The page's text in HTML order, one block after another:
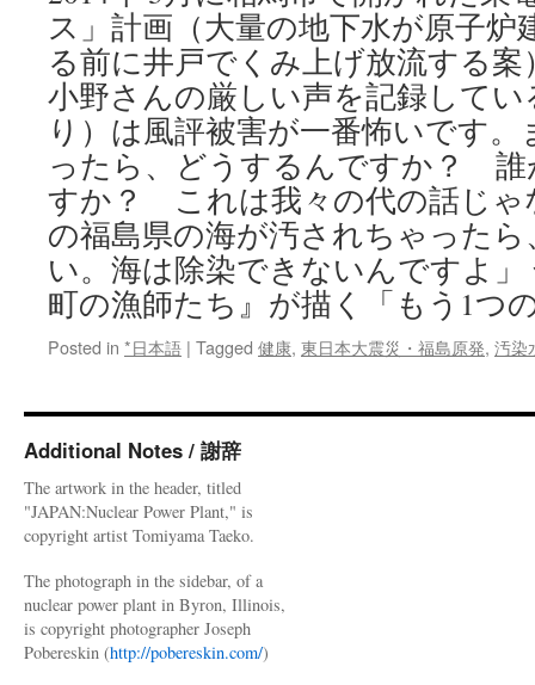
ス」計画（大量の地下水が原子炉
る前に井戸でくみ上げ放流する
小野さんの厳しい声を記録してい
り）は風評被害が一番怖いです
ったら、どうするんですか？ 誰
すか？ これは我々の代の話じゃ
の福島県の海が汚されちゃった
い。海は除染できないんですよ
町の漁師たち』が描く「もう1つ
Posted in *日本語 | Tagged 健康, 東日本大震災・福島原発, 汚染
Additional Notes / 謝辞
The artwork in the header, titled
"JAPAN:Nuclear Power Plant," is
copyright artist Tomiyama Taeko.
The photograph in the sidebar, of a
nuclear power plant in Byron, Illinois,
is copyright photographer Joseph
Pobereskin (http://pobereskin.com/)